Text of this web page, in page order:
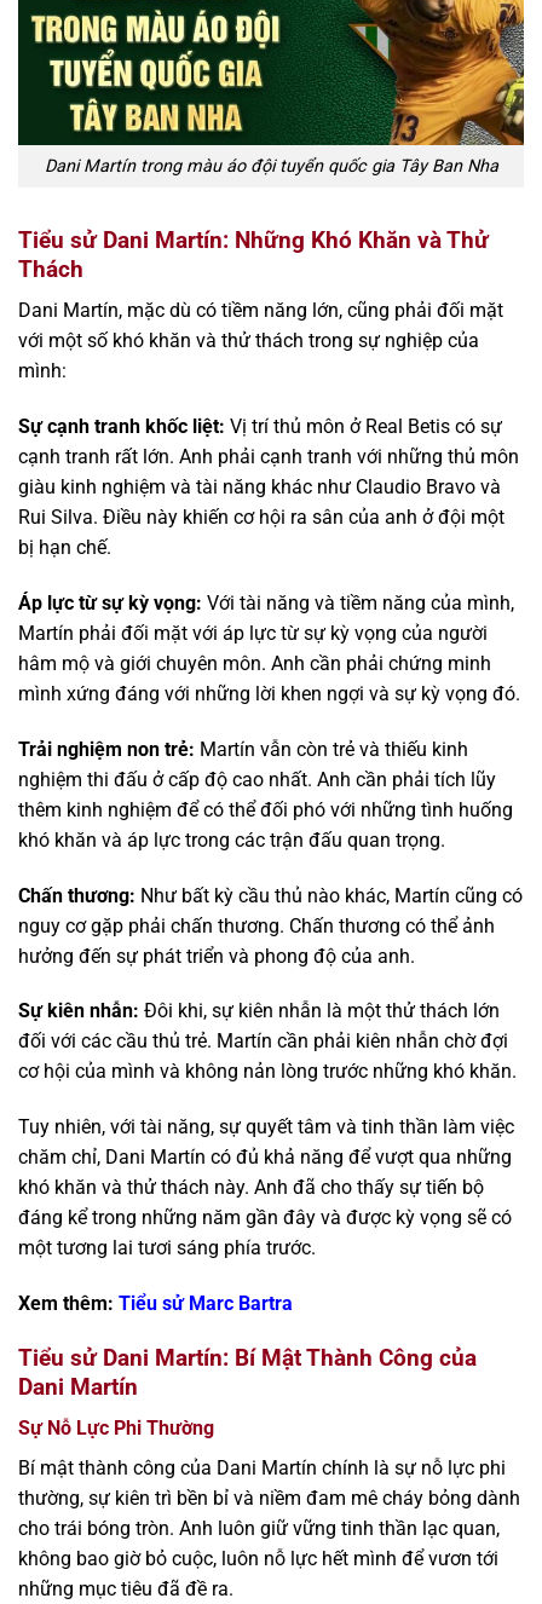
Dani Martín trong màu áo đội tuyển quốc gia Tây Ban Nha
Tiểu sử Dani Martín: Những Khó Khăn và Thử
Thách
Dani Martín, mặc dù có tiềm năng lớn, cũng phải đối mặt
với một số khó khăn và thử thách trong sự nghiệp của
mình:
Sự cạnh tranh khốc liệt: Vị trí thủ môn ở Real Betis có sự
cạnh tranh rất lớn. Anh phải cạnh tranh với những thủ môn
giàu kinh nghiệm và tài năng khác như Claudio Bravo và
Rui Silva. Điều này khiến cơ hội ra sân của anh ở đội một
bị hạn chế.
Áp lực từ sự kỳ vọng: Với tài năng và tiềm năng của mình,
Martín phải đối mặt với áp lực từ sự kỳ vọng của người
hâm mộ và giới chuyên môn. Anh cần phải chứng minh
mình xứng đáng với những lời khen ngợi và sự kỳ vọng đó.
Trải nghiệm non trẻ: Martín vẫn còn trẻ và thiếu kinh
nghiệm thi đấu ở cấp độ cao nhất. Anh cần phải tích lũy
thêm kinh nghiệm để có thể đối phó với những tình huống
khó khăn và áp lực trong các trận đấu quan trọng.
Chấn thương: Như bất kỳ cầu thủ nào khác, Martín cũng có
nguy cơ gặp phải chấn thương. Chấn thương có thể ảnh
hưởng đến sự phát triển và phong độ của anh.
Sự kiên nhẫn: Đôi khi, sự kiên nhẫn là một thử thách lớn
đối với các cầu thủ trẻ. Martín cần phải kiên nhẫn chờ đợi
cơ hội của mình và không nản lòng trước những khó khăn.
Tuy nhiên, với tài năng, sự quyết tâm và tinh thần làm việc
chăm chỉ, Dani Martín có đủ khả năng để vượt qua những
khó khăn và thử thách này. Anh đã cho thấy sự tiến bộ
đáng kể trong những năm gần đây và được kỳ vọng sẽ có
một tương lai tươi sáng phía trước.
Xem thêm: Tiểu sử Marc Bartra
Tiểu sử Dani Martín: Bí Mật Thành Công của
Dani Martín
Sự Nỗ Lực Phi Thường
Bí mật thành công của Dani Martín chính là sự nỗ lực phi
thường, sự kiên trì bền bỉ và niềm đam mê cháy bỏng dành
cho trái bóng tròn. Anh luôn giữ vững tinh thần lạc quan,
không bao giờ bỏ cuộc, luôn nỗ lực hết mình để vươn tới
những mục tiêu đã đề ra.